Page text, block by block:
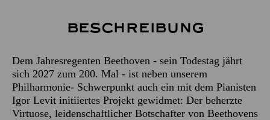
Beschreibung
Dem Jahresregenten Beethoven - sein Todestag jährt
sich 2027 zum 200. Mal - ist neben unserem
Philharmonie- Schwerpunkt auch ein mit dem Pianisten
Igor Levit initiiertes Projekt gewidmet: Der beherzte
Virtuose, leidenschaftlicher Botschafter von Beethovens